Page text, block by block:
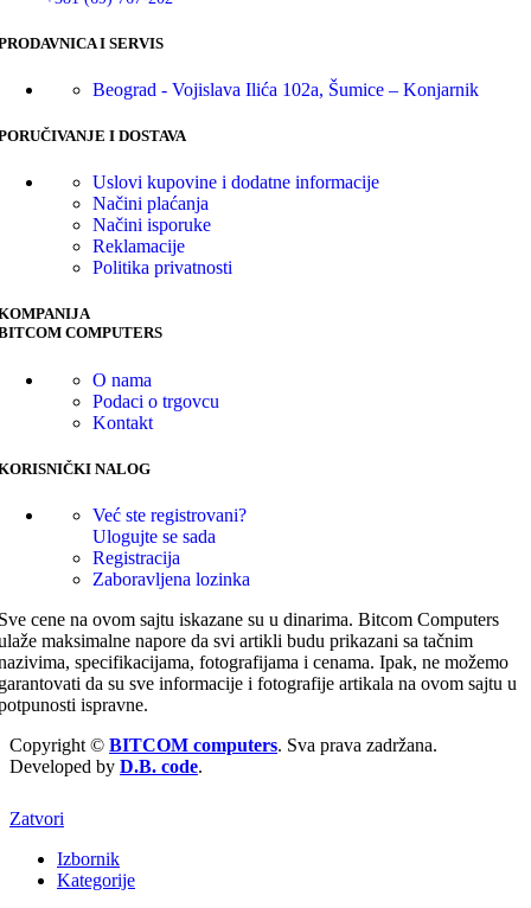
I SERVIS
Beograd - Vojislava Ilića 102a, Šumice – Konjarnik
I DOSTAVA
Uslovi kupovine i dodatne informacije
Načini plaćanja
Načini isporuke
Reklamacije
Politika privatnosti
COMPUTERS
O nama
Podaci o trgovcu
Kontakt
NALOG
Već ste registrovani?
Ulogujte se sada
Registracija
Zaboravljena lozinka
cene na ovom sajtu iskazane su u dinarima. Bitcom Computers
maksimalne napore da svi artikli budu prikazani sa tačnim
specifikacijama, fotografijama i cenama. Ipak, ne možemo
da su sve informacije i fotografije artikala na ovom sajtu u
ispravne.
Copyright © BITCOM computers. Sva prava zadržana.
Developed by D.B. code.
Zatvori
Izbornik
Kategorije